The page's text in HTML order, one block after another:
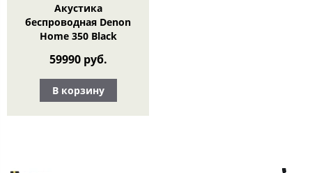
Акустика
беспроводная Denon
Home 350 Black
59990 руб.
В корзину